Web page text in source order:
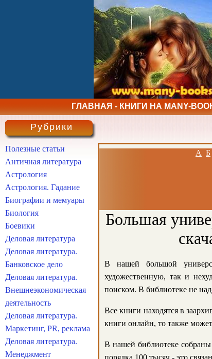
ГЛАВНАЯ - КНИГИ НА MANY-
А Б
Большая
В нашей большой
художественную, так и
поиском. В библиотеке не
Все книги находятся в
книги онлайн, то также
В нашей библиотеке
порядка 100 тысяч - это
Рубрики
Полезные статьи
Античная литература
Астрология
Астрология. Гадание
Биографии и мемуары
Биология
Боевики
Деловая литература
Деловая литература.
Банковское дело
Деловая литература.
Внешнеэкономическая
деятельность
Деловая литература.
Маркетинг, PR, реклама
Деловая литература.
Менеджмент